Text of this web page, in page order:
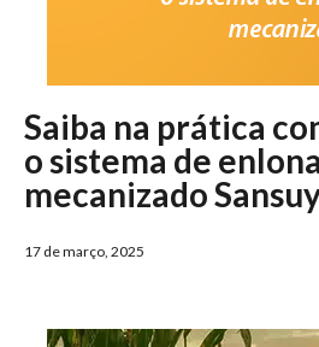
Saiba na prática
o sistema de
mecanizado
17 de março, 2025